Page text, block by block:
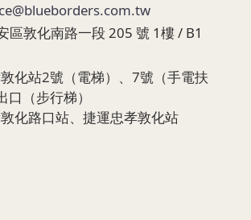
區敦化南路一段 205 號 1樓 / B1
化站2號（電梯）、7號（手電扶
（步行梯）
化路口站、捷運忠孝敦化站